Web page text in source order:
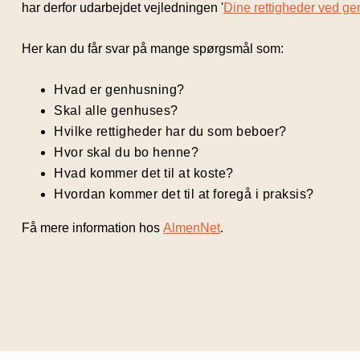
har derfor udarbejdet vejledningen 'Dine rettigheder ved
Her kan du får svar på mange spørgsmål som:
Hvad er genhusning?
Skal alle genhuses?
Hvilke rettigheder har du som beboer?
Hvor skal du bo henne?
Hvad kommer det til at koste?
Hvordan kommer det til at foregå i praksis?
Få mere information hos AlmenNet.